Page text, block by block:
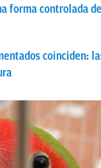
forma controlada
coinciden: